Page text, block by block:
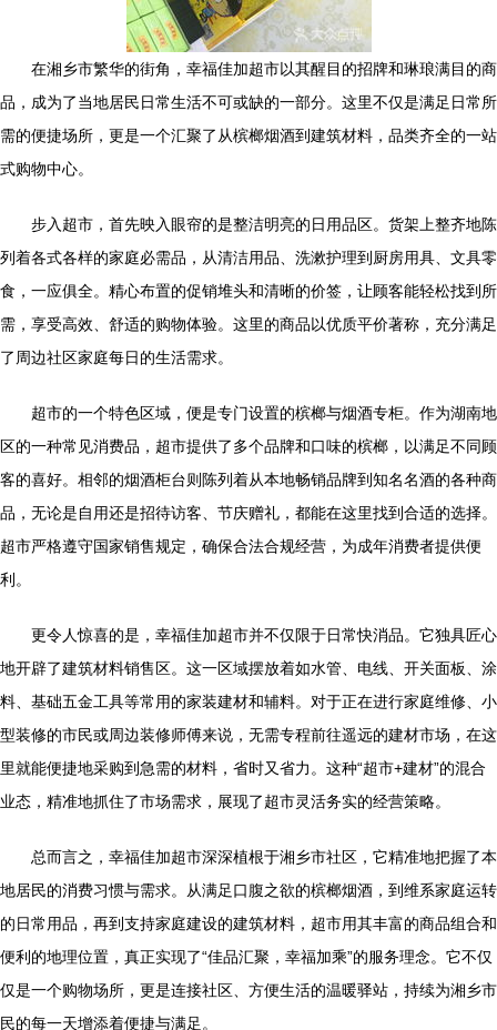
在湘乡市繁华的街角，幸福佳加超市以其醒目的招牌和琳琅满目的商
品，成为了当地居民日常生活不可或缺的一部分。这里不仅是满足日常所
需的便捷场所，更是一个汇聚了从槟榔烟酒到建筑材料，品类齐全的一站
式购物中心。
步入超市，首先映入眼帘的是整洁明亮的日用品区。货架上整齐地陈
列着各式各样的家庭必需品，从清洁用品、洗漱护理到厨房用具、文具零
食，一应俱全。精心布置的促销堆头和清晰的价签，让顾客能轻松找到所
需，享受高效、舒适的购物体验。这里的商品以优质平价著称，充分满足
了周边社区家庭每日的生活需求。
超市的一个特色区域，便是专门设置的槟榔与烟酒专柜。作为湖南地
区的一种常见消费品，超市提供了多个品牌和口味的槟榔，以满足不同顾
客的喜好。相邻的烟酒柜台则陈列着从本地畅销品牌到知名名酒的各种商
品，无论是自用还是招待访客、节庆赠礼，都能在这里找到合适的选择。
超市严格遵守国家销售规定，确保合法合规经营，为成年消费者提供便
利。
更令人惊喜的是，幸福佳加超市并不仅限于日常快消品。它独具匠心
地开辟了建筑材料销售区。这一区域摆放着如水管、电线、开关面板、涂
料、基础五金工具等常用的家装建材和辅料。对于正在进行家庭维修、小
型装修的市民或周边装修师傅来说，无需专程前往遥远的建材市场，在这
里就能便捷地采购到急需的材料，省时又省力。这种“超市+建材”的混合
业态，精准地抓住了市场需求，展现了超市灵活务实的经营策略。
总而言之，幸福佳加超市深深植根于湘乡市社区，它精准地把握了本
地居民的消费习惯与需求。从满足口腹之欲的槟榔烟酒，到维系家庭运转
的日常用品，再到支持家庭建设的建筑材料，超市用其丰富的商品组合和
便利的地理位置，真正实现了“佳品汇聚，幸福加乘”的服务理念。它不仅
仅是一个购物场所，更是连接社区、方便生活的温暖驿站，持续为湘乡市
民的每一天增添着便捷与满足。